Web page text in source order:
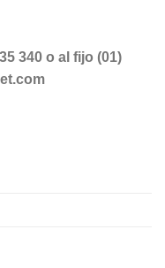
340 o al fijo (01)